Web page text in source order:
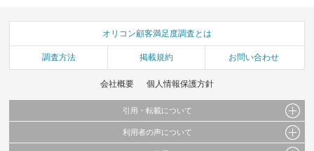
オリコン顧客満足度調査とは
調査方法 掲載規約 お問い合わせ
会社概要 個人情報保護方針
引用・転載について
当サイトで公開されている情報（文字、写真、イラスト、画像データ等）及びこれらの配
利用者の声について